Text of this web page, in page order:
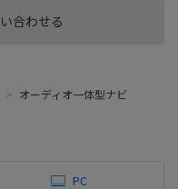
合わせる
> オーディオ一体型ナビ
PC